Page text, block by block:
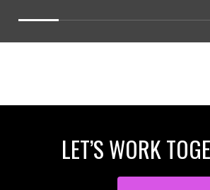
LET’S WORK